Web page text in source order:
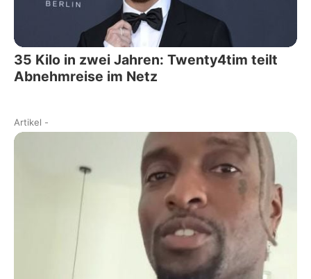
35 Kilo in zwei Jahren: Twenty4tim teilt
Abnehmreise im Netz
Artikel -